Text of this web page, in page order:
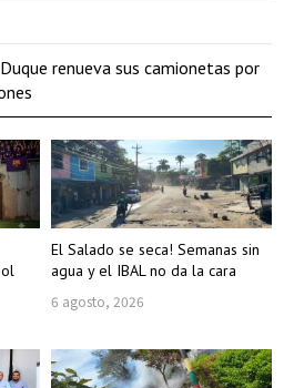
El Salado se seca! Semanas sin
agua y el IBAL no da la cara
6 agosto, 2026
renueva sus camionetas por